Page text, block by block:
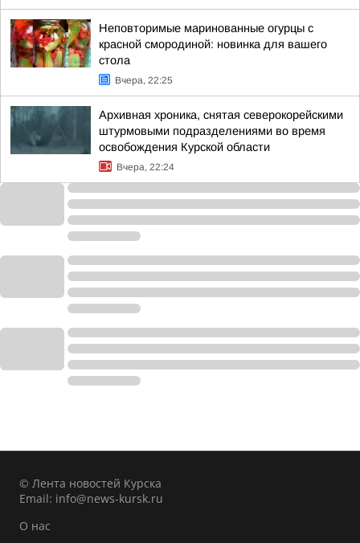
Неповторимые маринованные огурцы с
красной смородиной: новинка для вашего
стола
Вчера, 22:25
Архивная хроника, снятая северокорейскими
штурмовыми подразделениями во время
освобождения Курской области
Вчера, 22:24
© Лента новостей Курска
Email: info@news-kursk.ru
О нас